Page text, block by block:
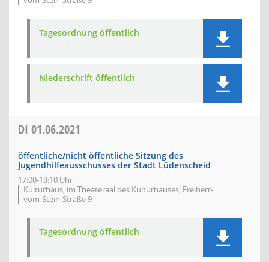
Tagesordnung öffentlich
Niederschrift öffentlich
DI 01.06.2021
öffentliche/nicht öffentliche Sitzung des
Jugendhilfeausschusses der Stadt Lüdenscheid
17:00-19:10 Uhr
Kulturhaus, im Theateraal des Kulturhauses, Freiherr-
vom-Stein-Straße 9
Tagesordnung öffentlich